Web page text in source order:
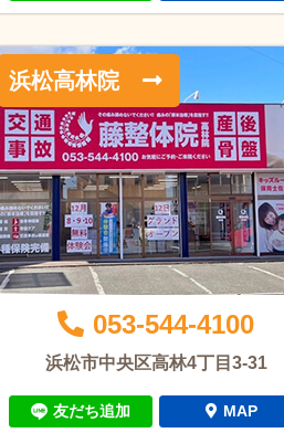
浜松高林院
053-544-4100
浜松市中央区高林4丁目3-31
友だち追加 MAP